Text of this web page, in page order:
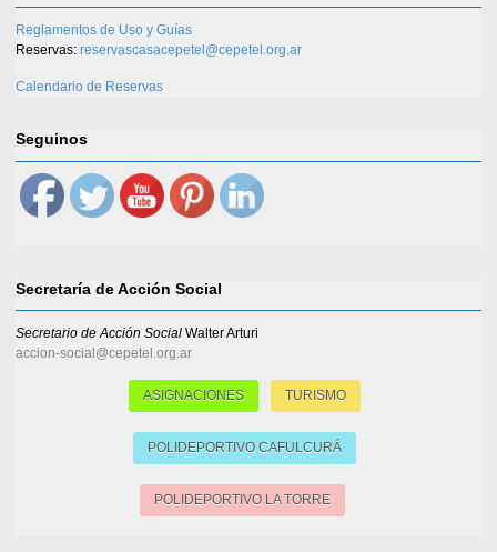
Reglamentos de Uso y Guías
Reservas: reservascasacepetel@cepetel.org.ar
Calendario de Reservas
Seguinos
Secretaría de Acción Social
Secretario de Acción Social Walter Arturi
accion-social@cepetel.org.ar
ASIGNACIONES TURISMO
POLIDEPORTIVO CAFULCURÁ
POLIDEPORTIVO LA TORRE